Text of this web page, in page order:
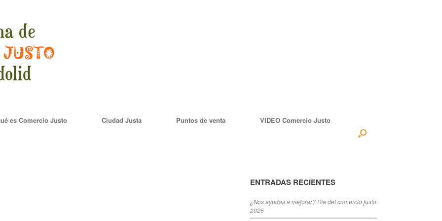
es Comercio Justo Ciudad Justa Puntos de venta VIDEO Comercio Justo
ENTRADAS RECIENTES
¿Nos ayudas a mejorar? Día del comercio justo
2025